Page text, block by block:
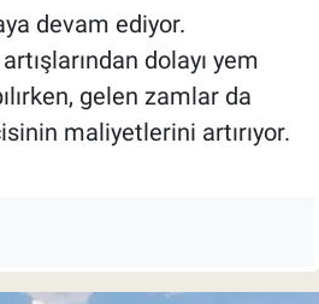
devam ediyor.
dolayı yem
gelen zamlar da
maliyetlerini artırıyor.